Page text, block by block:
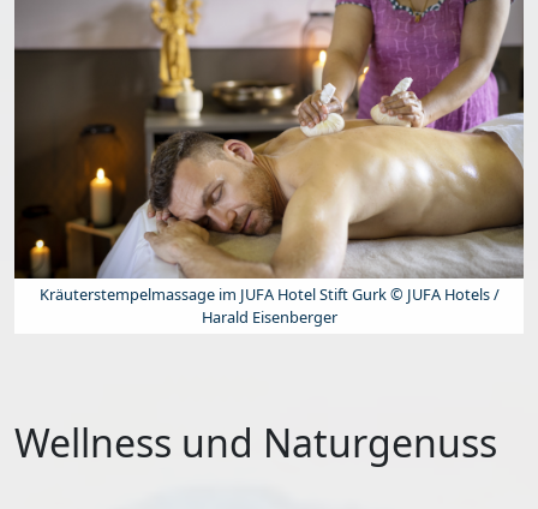
Kräuterstempelmassage im JUFA Hotel Stift Gurk © JUFA Hotels /
Harald Eisenberger
Wellness und Naturgenuss